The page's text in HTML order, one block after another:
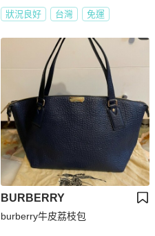
狀況良好 台灣 免運
BURBERRY
burberry牛皮荔枝包